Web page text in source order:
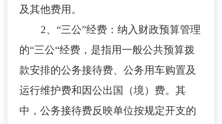
及其他费用。
2、“三公”经费：纳入财政预算管理
的“三公“经费，是指用一般公共预算拨
款安排的公务接待费、公务用车购置及
运行维护费和因公出国（境）费。其
中，公务接待费反映单位按规定开支的